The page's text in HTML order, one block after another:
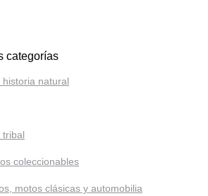
categorías
natural
tribal
coleccionables
motos clásicas y automobilia